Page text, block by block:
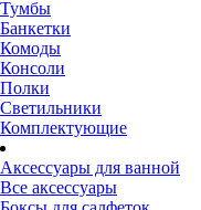
Тумбы
Банкетки
Комоды
Консоли
Полки
Светильники
Комплектующие
Аксессуары для ванной
Все аксессуары